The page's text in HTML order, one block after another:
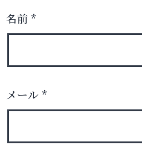
名前 *
メール *